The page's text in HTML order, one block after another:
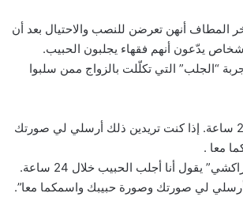
المطاف أنهن تعرضن للنصب والاحتيال بعد أن
يدّعون أنهم فقهاء يجلبون الحبيب.
“الجلب” التي تكلّلت بالزواج ممن سلبوا
جلب الحبيب خلال 24 ساعة. إذا كنت تريدين ذلك أرسلي لي صورتك
معا .
المثيرُ أن “بلقايد المراكشي” يقول أنا أجلب الحبيب خلال 24 ساعة.
أرسلي لي صورتك وصورة حبيبك واسمكما معا”.